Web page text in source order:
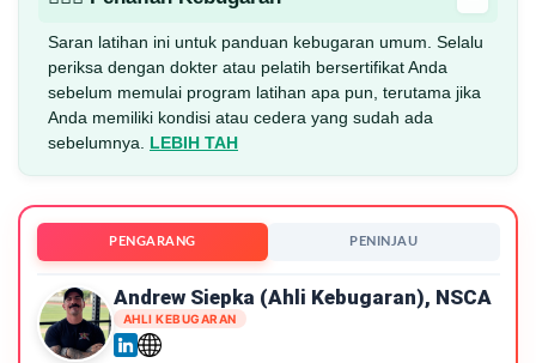
Saran latihan ini untuk panduan kebugaran umum. Selalu
periksa dengan dokter atau pelatih bersertifikat Anda
sebelum memulai program latihan apa pun, terutama jika
Anda memiliki kondisi atau cedera yang sudah ada
sebelumnya. LEBIH TAH
PENGARANG PENINJAU
Andrew Siepka (ahli Kebugaran), NSCA
AHLI KEBUGARAN